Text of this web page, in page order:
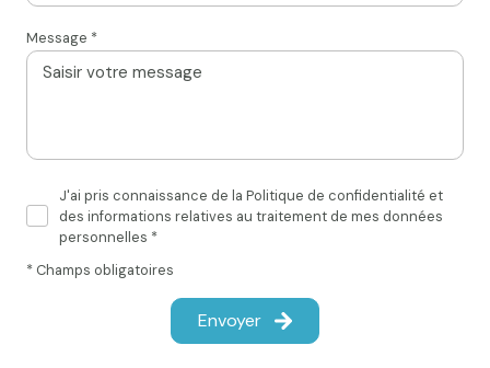
Message *
J'ai pris connaissance de la Politique de confidentialité et
des informations relatives au traitement de mes données
personnelles *
* Champs obligatoires
Envoyer